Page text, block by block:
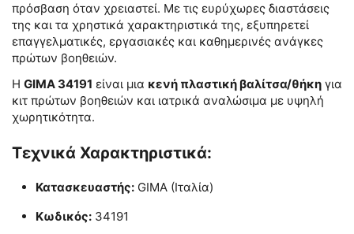
πρόσβαση όταν χρειαστεί. Με τις ευρύχωρες διαστάσεις
της και τα χρηστικά χαρακτηριστικά της, εξυπηρετεί
επαγγελματικές, εργασιακές και καθημερινές ανάγκες
πρώτων βοηθειών.
Η GIMA 34191 είναι μια κενή πλαστική βαλίτσα/θήκη για
κιτ πρώτων βοηθειών και ιατρικά αναλώσιμα με υψηλή
χωρητικότητα.
Τεχνικά Χαρακτηριστικά:
Κατασκευαστής: GIMA (Ιταλία)
Κωδικός: 34191